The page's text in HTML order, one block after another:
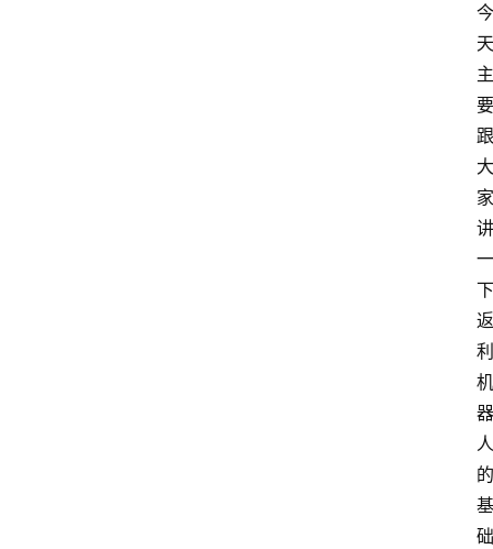
今
天
主
要
跟
大
家
讲
一
下
返
利
机
器
人
的
基
础